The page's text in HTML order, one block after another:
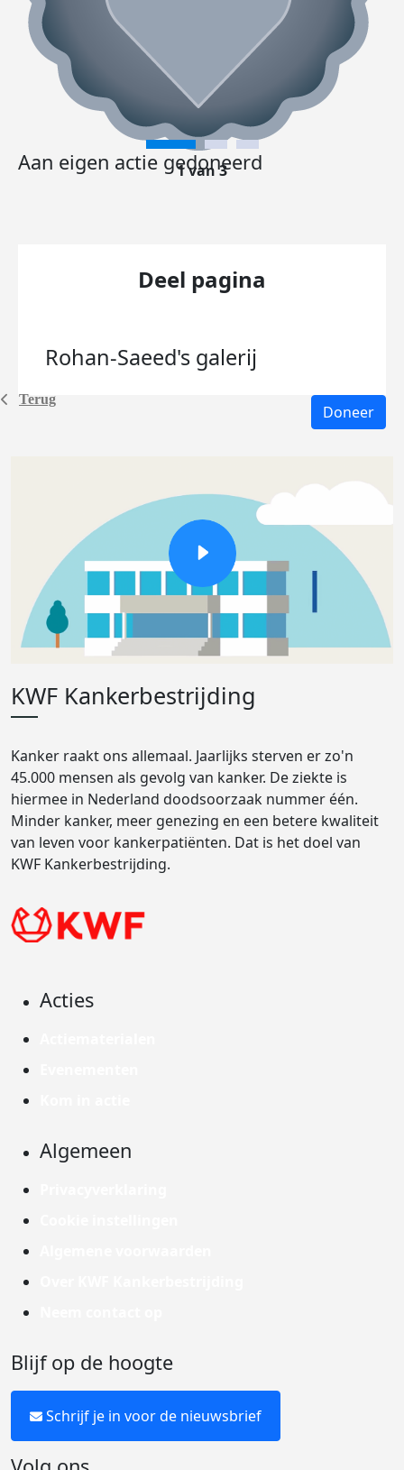
Terug
Aan eigen actie gedoneerd
1 van 3
Deel pagina
Rohan-Saeed's galerij
Doneer
KWF Kankerbestrijding
Kanker raakt ons allemaal. Jaarlijks sterven er zo'n
45.000 mensen als gevolg van kanker. De ziekte is
hiermee in Nederland doodsoorzaak nummer één.
Minder kanker, meer genezing en een betere kwaliteit
van leven voor kankerpatiënten. Dat is het doel van
KWF Kankerbestrijding.
Acties
Algemeen
Blijf op de hoogte
Schrijf je in voor de nieuwsbrief